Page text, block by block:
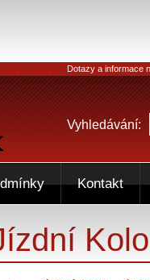
Dotazy a informace
Vyhledávání:
Kontakt